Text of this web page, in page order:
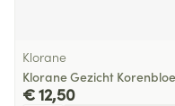
Klorane
Klorane Gezicht
€ 12,50